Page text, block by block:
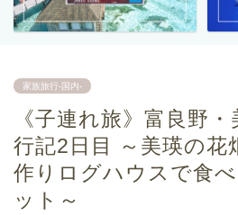
家族旅行-国内-
《子連れ旅》富良野
行記2日目 ～美瑛の花
作りログハウスで食
ット～